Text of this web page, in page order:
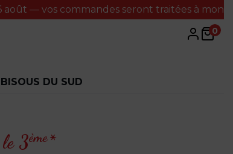
commandes seront traitées à mon retour.
0
BISOUS DU SUD
3ème*